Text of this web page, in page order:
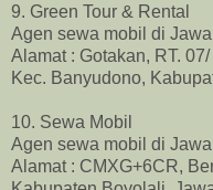
9. Green Tour & Rental
Agen sewa mobil di
Alamat : Gotakan, RT.
Kec. Banyudono,
10. Sewa Mobil
Agen sewa mobil di
Alamat : CMXG+6CR,